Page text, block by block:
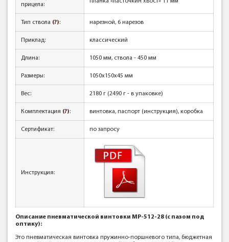
прицела:
Тип ствола (?): нарезной, 6 нарезов
Приклад: классический
Длина: 1050 мм, ствола - 450 мм
Размеры: 1050х150х45 мм
Вес: 2180 г (2490 г - в упаковке)
Комплектация (?): винтовка, паспорт (инструкция), коробка
Сертификат: по запросу
Инструкция:
Описание пневматической винтовки МР-512-28 (с пазом под
оптику):
Это пневматическая винтовка пружинно-поршневого типа, бюджетная